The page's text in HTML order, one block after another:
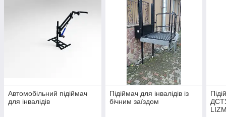
Автомобільний підіймач
для інвалідів
Підіймач для інвалідів із
бічним заїздом